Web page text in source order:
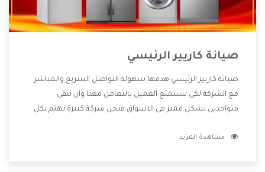
صيانة كاريير الرئيسي
صيانة كاريير الرئيسي هدفها سهولة التواصل السريع والمباشر
مع الشركة لكى يستمتع العميل بالتعامل معنا وان نبقى
متواجدين بشكل مميز فى الاسواق فنحن شركة كبيرة نهتم بكل
الشركة بها والتى تكون منها خدمة الصيانة التى تكون من أهم
مشاهدة المزيد